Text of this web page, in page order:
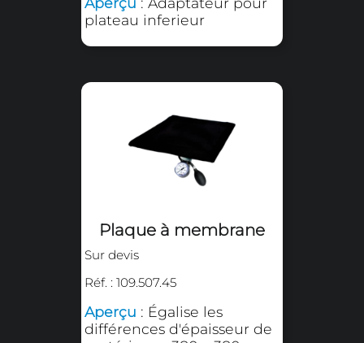
Rallonge de glissière
Sur devis
Réf. : 109.505.203
Aperçu
: Rallonge de
glissière avec plaque de
base 400 x 500 mm pour
les séries SMART et LITE